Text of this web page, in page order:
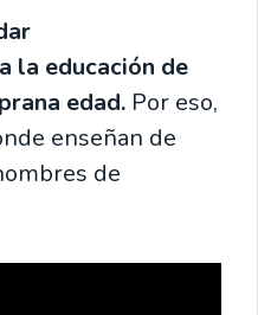
la educación de
edad. Por eso,
enseñan de
de